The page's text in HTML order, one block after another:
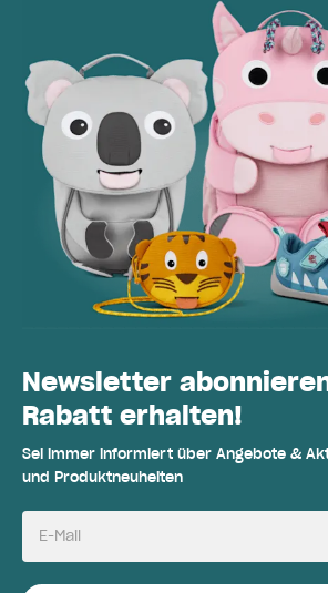
Newsletter
Rabatt erhalten!
Sei immer informiert über Angebote &
und Produktneuheiten
E-Mail